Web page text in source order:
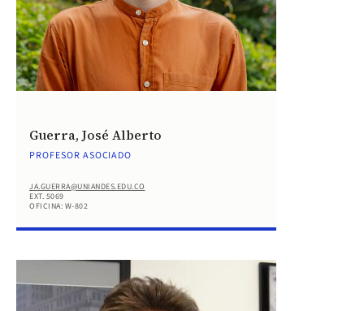
Guerra, José Alberto
PROFESOR ASOCIADO
JA.GUERRA@UNIANDES.EDU.CO
EXT. 5069
OFICINA: W-802